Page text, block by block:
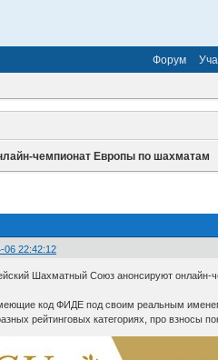
Форум
чемпионат Европы по шахматам
06 22:42:12
Шахматный Союз анонсируют онлайн-
код ФИДЕ под своим реальным
рейтинговых категориях, про взносы